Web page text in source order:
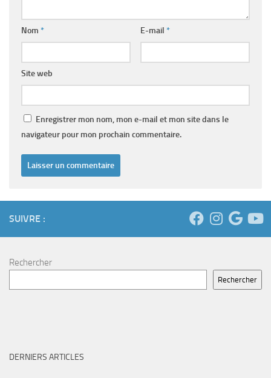
Nom * E-mail *
Site web
Enregistrer mon nom, mon e-mail et mon site dans le
navigateur pour mon prochain commentaire.
SUIVRE :
Rechercher
Rechercher
DERNIERS ARTICLES